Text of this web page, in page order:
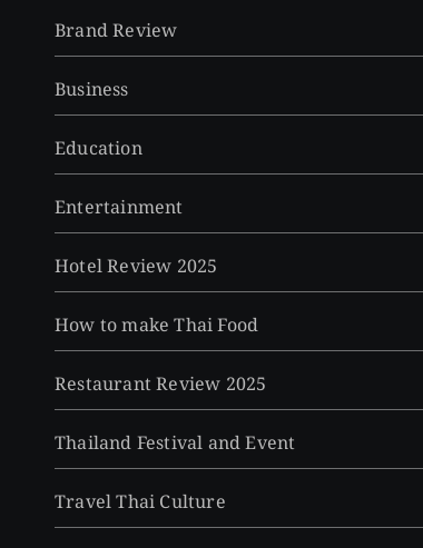
Brand Review
Business
Education
Entertainment
Hotel Review 2025
How to make Thai Food
Restaurant Review 2025
Thailand Festival and Event
Travel Thai Culture